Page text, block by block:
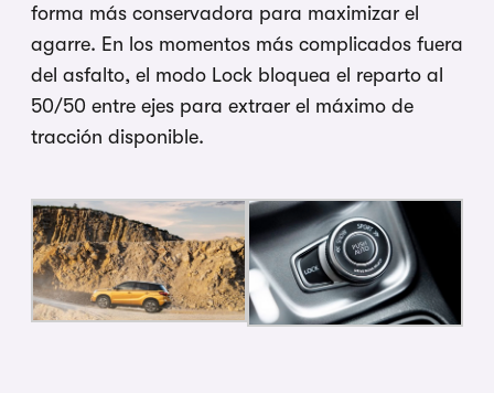
forma más conservadora para maximizar el
agarre. En los momentos más complicados fuera
del asfalto, el modo Lock bloquea el reparto al
50/50 entre ejes para extraer el máximo de
tracción disponible.